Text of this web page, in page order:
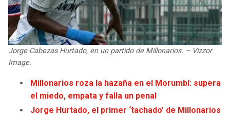
EAGLES
COMMANDERS
RAMS
49ERS
SUNS
KINGS
ROCKETS
GRIZZLIES
Jorge Cabezas Hurtado, en un partido de Millonarios. – Vizzor
Image.
Millonarios roza la hazaña en el Morumbí: supera
el miedo, empata y falla un penal
Jorge Hurtado, el primer ‘tachado’ de Millonarios